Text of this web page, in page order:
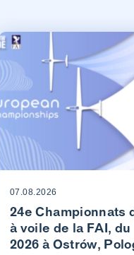
07.08.2026
24e Championnats
à voile de la FAI,
2026 à Ostrów,